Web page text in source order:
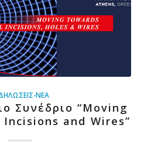
ΝΈΑ
Συνέδριο “Moving
and Wires”